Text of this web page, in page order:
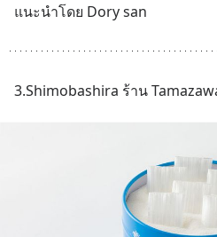
แนะนำโดย Dory san
3.Shimobashira ร้าน